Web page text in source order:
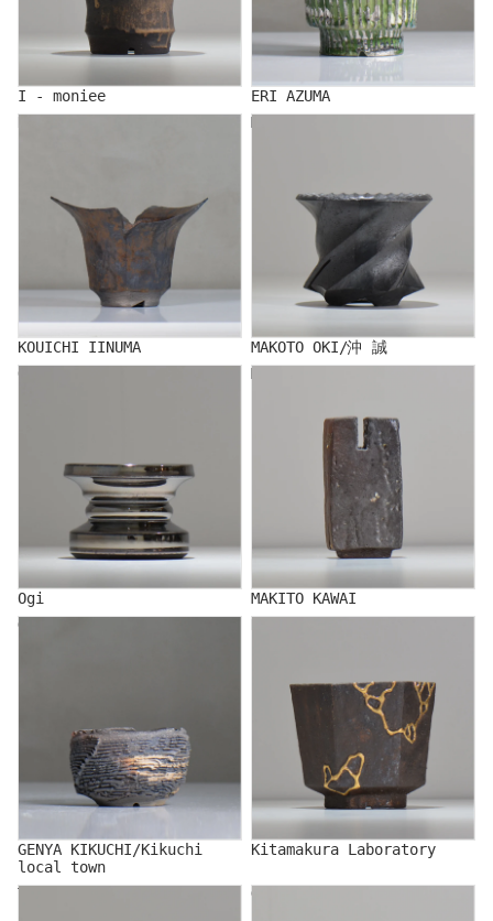
I - moniee
ERI AZUMA
KOUICHI IINUMA
MAKOTO OKI/沖 誠
MAKOTO OKI/沖 誠
Ogi
Ogi
MAKITO KAWAI
MAKITO KAWAI
GENYA KIKUCHI/Kikuchi
GENYA KIKUCHI/Kikuchi
local town
Kitamakura Laboratory
TAKASHI KIMURA GLOWERS/グロワーズ